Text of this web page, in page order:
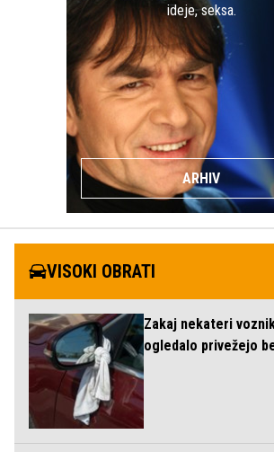
ideje, seksa.
ARHIV
VISOKI OBRATI
Zakaj nekateri
ogledalo privežejo